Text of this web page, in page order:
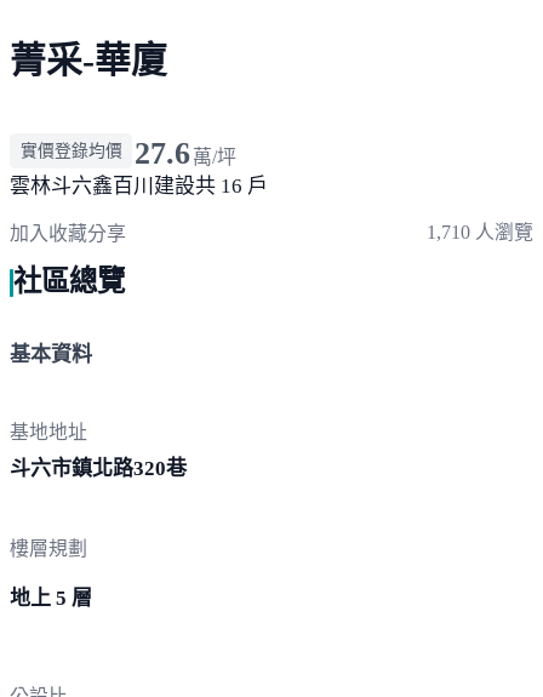
菁采-華廈
實價登錄均價 27.6萬/坪
雲林斗六鑫百川建設共 16 戶
加入收藏分享 1,710 人瀏覽
社區總覽
基本資料
基地地址
斗六市鎮北路320巷
樓層規劃
地上 5 層